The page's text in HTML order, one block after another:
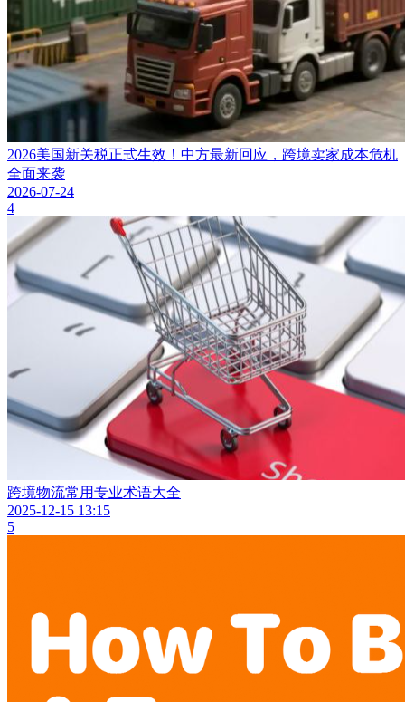
2026美国新关税正式生效！中方最新回应，跨境卖家成本危机
全面来袭
2026-07-24
4
跨境物流常用专业术语大全
2025-12-15 13:15
5